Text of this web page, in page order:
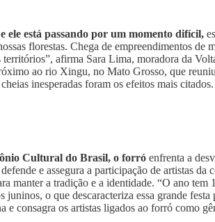
ele está passando por um momento difícil,
florestas. Chega de empreendimentos
territórios”, afirma Sara Lima, moradora da
ao rio Xingu, no Mato Grosso, que
inesperadas foram os efeitos mais citados.
Cultural do Brasil, o forró enfrenta a
e assegura a participação de artistas
manter a tradição e a identidade. “O ano tem
juninos, o que descaracteriza essa grande
e consagra os artistas ligados ao forró como